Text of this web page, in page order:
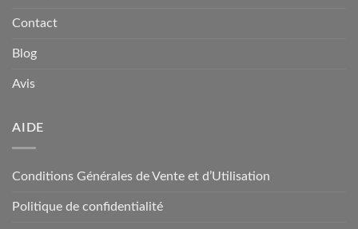
Contact
Blog
Avis
AIDE
Conditions Générales de Vente et d’Utilisation
Politique de confidentialité